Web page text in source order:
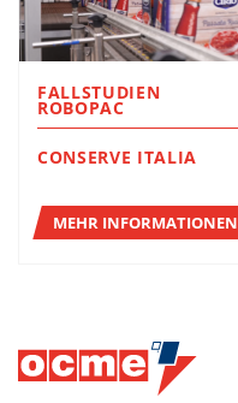
FALLSTUDIEN
ROBOPAC
CONSERVE ITALIA
MEHR INFORMATIONEN